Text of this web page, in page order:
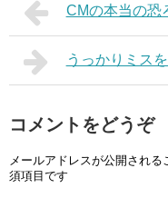
CMの本当の恐
うっかりミス
コメントをどうぞ
メールアドレスが公開される
須項目です